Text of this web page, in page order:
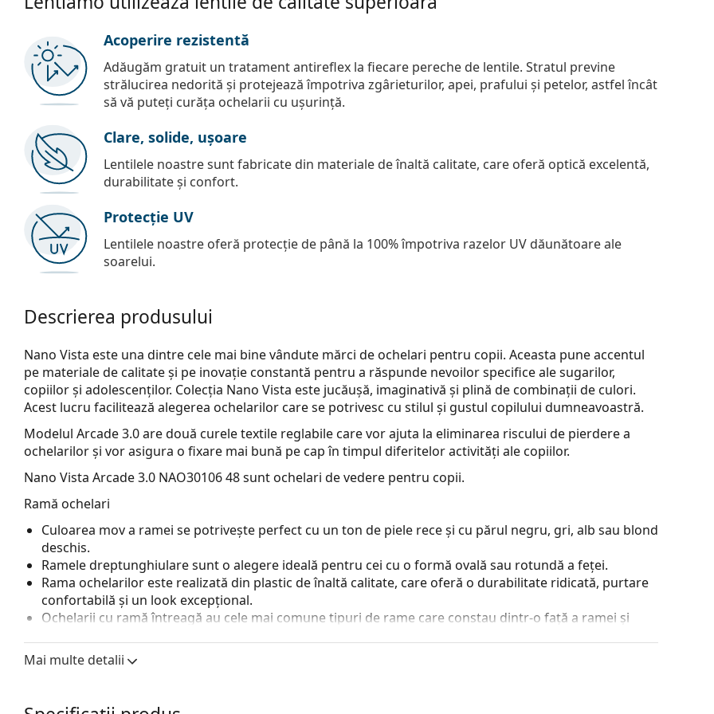
Acoperire rezistentă
Adăugăm gratuit un tratament antireflex la fiecare pereche de lentile. Stratul previne
strălucirea nedorită și protejează împotriva zgârieturilor, apei, prafului și petelor, astfel încât
să vă puteți curăța ochelarii cu ușurință.
Clare, solide, ușoare
Lentilele noastre sunt fabricate din materiale de înaltă calitate, care oferă optică excelentă,
durabilitate și confort.
Protecție UV
Lentilele noastre oferă protecție de până la 100% împotriva razelor UV dăunătoare ale
soarelui.
Descrierea produsului
Nano Vista este una dintre cele mai bine vândute mărci de ochelari pentru copii. Aceasta pune accentul
pe materiale de calitate și pe inovație constantă pentru a răspunde nevoilor specifice ale sugarilor,
copiilor și adolescenților. Colecția Nano Vista este jucăușă, imaginativă și plină de combinații de culori.
Acest lucru facilitează alegerea ochelarilor care se potrivesc cu stilul și gustul copilului dumneavoastră.
Modelul Arcade 3.0 are două curele textile reglabile care vor ajuta la eliminarea riscului de pierdere a
ochelarilor și vor asigura o fixare mai bună pe cap în timpul diferitelor activități ale copiilor.
Nano Vista Arcade 3.0 NAO30106 48sunt ochelari de vedere pentru copii.
Ramă ochelari
Culoarea mov a ramei se potrivește perfect cu un ton de piele rece și cu părul negru, gri, alb sau blond
deschis.
Ramele dreptunghiulare sunt o alegere ideală pentru cei cu o formă ovală sau rotundă a feței.
Rama ochelarilor este realizată din plastic de înaltă calitate, care oferă o durabilitate ridicată, purtare
confortabilă și un look excepțional.
Ochelarii cu ramă întreagă au cele mai comune tipuri de rame care constau dintr-o față a ramei și
avantajele lor putem menționa rezistența, durabilitatea, faptul că înglobează complet lentila și, în
principal, protecția lor împotriva deteriorării. Acest tip de rame este potrivit pentru toate lentilele,
Balamalele cu arc permit brațelor o mișcare mai mare de peste 90°, ceea ce duce la un confort mai
Mai multe detalii